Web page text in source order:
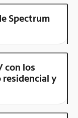
Spectrum
con los
y